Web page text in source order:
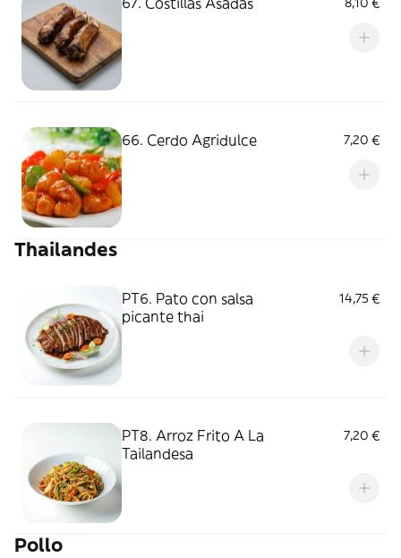
66. Cerdo Agridulce 7,20 €
Thailandes
PT6. Pato con salsa
picante thai
14,75 €
PT8. Arroz Frito A La
Tailandesa
7,20 €
Pollo